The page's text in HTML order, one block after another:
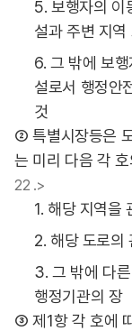
5. 보행자의 이
설과 주변 지역
6. 그 밖에 보
설로서 행정안
것
② 특별시장등은
는 미리 다음 각
22 .>
1. 해당 지역을
2. 해당 도로의
3. 그 밖에 다
행정기관의 장
③ 제1항 각 호에